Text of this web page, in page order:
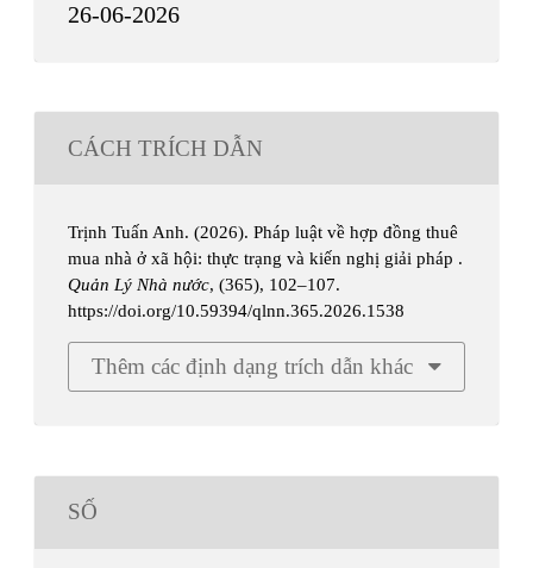
26-06-2026
CÁCH TRÍCH DẪN
Trịnh Tuấn Anh. (2026). Pháp luật về hợp đồng thuê
mua nhà ở xã hội: thực trạng và kiến nghị giải pháp .
Quản Lý Nhà nước, (365), 102–107.
https://doi.org/10.59394/qlnn.365.2026.1538
Thêm các định dạng trích dẫn khác
SỐ